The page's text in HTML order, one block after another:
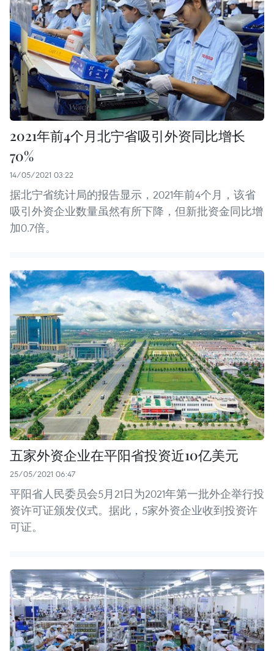
2021年前4个月北宁省吸引外资同比增长
70%
14/05/2021 03:22
据北宁省统计局的报告显示，2021年前4个月，该省
吸引外资企业数量虽然有所下降，但新批资金同比增
加0.7倍。
五家外资企业在平阳省投资近10亿美元
25/05/2021 06:47
平阳省人民委员会5月21日为2021年第一批外企举行投
资许可证颁发仪式。据此，5家外资企业收到投资许
可证。